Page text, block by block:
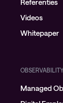
Referenties
Videos
Whitepaper
Managed